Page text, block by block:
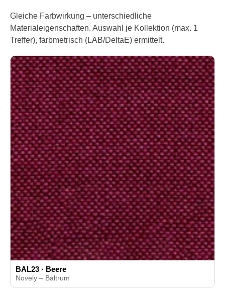
Gleiche Farbwirkung – unterschiedliche
Materialeigenschaften. Auswahl je Kollektion (max. 1
Treffer), farbmetrisch (LAB/DeltaE) ermittelt.
BAL23 · Beere
Novely – Baltrum